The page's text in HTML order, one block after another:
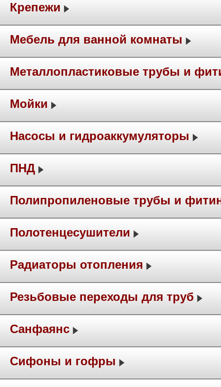
Крепежи
Мебель для ванной комнаты
Металлопластиковые трубы и
Мойки
Насосы и гидроаккумуляторы
ПНД
Полипропиленовые трубы и
Полотенцесушители
Радиаторы отопления
Резьбовые переходы для труб
Санфаянс
Сифоны и гофры